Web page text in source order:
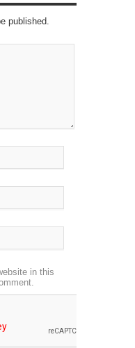
published.
in this